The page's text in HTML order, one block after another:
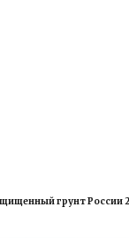
грунт России